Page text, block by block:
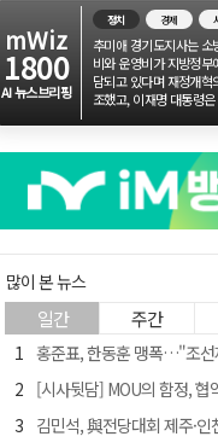
mWiz
1800
AI 뉴스브리핑
정치 경제
추미애 경기도지사는 소
비와 운영비가 지방정부
담되고 있다며 재정개혁
조했고, 이재명 대통령
많이 본 뉴스
일간 주간
홍준표, 한동훈 맹폭…"조선제일껌, 권력에 살고
[시사뒷담] MOU의 함정, 협약식이 투자 확
김민석, 與전당대회 제주·인천 당원투표서 승리…누